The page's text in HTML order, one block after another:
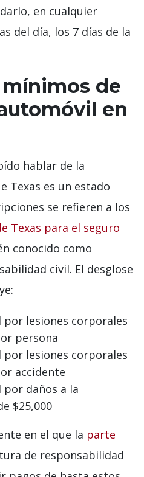
en cualquier
del día, los 7 días de la
de
en
hablar de la
Texas es un estado
se refieren a los
Texas para el seguro
conocido como
civil. El desglose
por lesiones corporales
persona
por lesiones corporales
accidente
por daños a la
$25,000
en el que la parte
de responsabilidad